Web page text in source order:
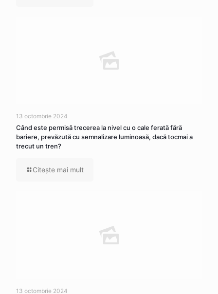
13 octombrie 2024
Când este permisă trecerea la nivel cu o cale ferată fără
bariere, prevăzută cu semnalizare luminoasă, dacă tocmai a
trecut un tren?
Citeşte mai mult
13 octombrie 2024